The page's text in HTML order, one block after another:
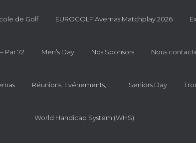
de Golf EUROGOLF Avernas Matchplay 2026
Par 72 Men’s Day Nos Sponsors Nous
Réunions, Evénements, … Seniors Day
World Handicap System (WHS)